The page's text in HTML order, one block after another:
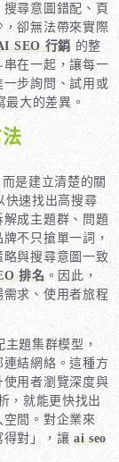
尋意圖錯配、頁
卻無法帶來實際
SEO 行銷 的整
在一起，讓每一
步詢問、試用或
大的差異。
是建立清楚的關
快速找出高搜尋
成主題群、問題
不只搶單一詞，
與搜尋意圖一致
排名。因此，
求、使用者旅程
題集群模型，
結網絡。這種方
用者瀏覽深度與
，就能更快找出
間。對企業來
得對」，讓 ai seo